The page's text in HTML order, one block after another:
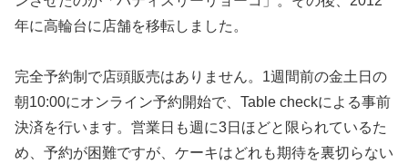
年に高輪台に店舗を移転しました。
完全予約制で店頭販売はありません。1週間前の金土日の
朝10:00にオンライン予約開始で、Table checkによる事前
決済を行います。営業日も週に3日ほどと限られているた
め、予約が困難ですが、ケーキはどれも期待を裏切らない